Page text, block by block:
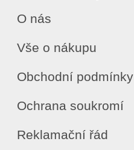
O nás
Vše o nákupu
Obchodní podmínky
Ochrana soukromí
Reklamační řád